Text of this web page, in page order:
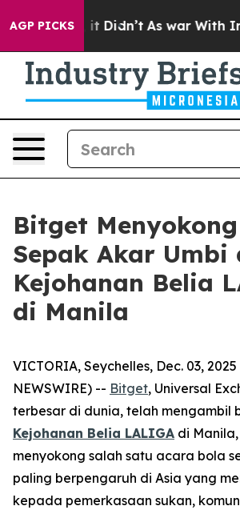
AGP PICKS
Well, it Didn’t As war With Iran
Bitget
Sepak Akar Umbi
Kejohanan Belia
di Manila
VICTORIA, Seychelles, Dec. 03, 2025
NEWSWIRE) -- Bitget, Universal
terbesar di dunia, telah mengambil
Kejohanan Belia LALIGA di
menyokong salah satu acara bola
paling berpengaruh di Asia yang
kepada pemerkasaan sukan,